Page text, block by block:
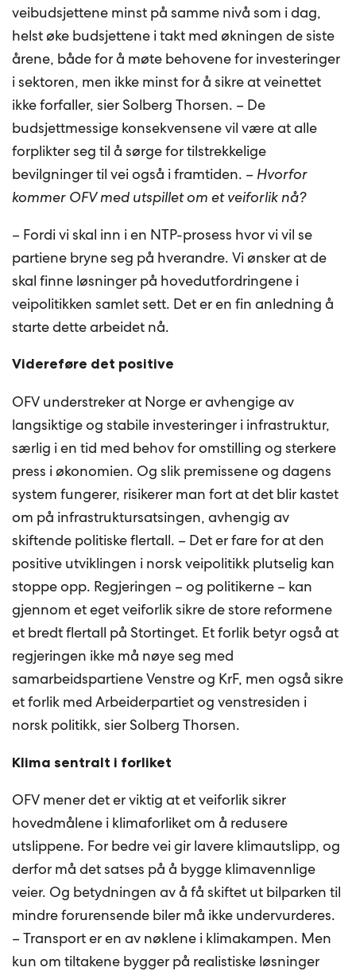
veibudsjettene minst på samme nivå som i dag,
helst øke budsjettene i takt med økningen de siste
årene, både for å møte behovene for investeringer
i sektoren, men ikke minst for å sikre at veinettet
ikke forfaller, sier Solberg Thorsen. – De
budsjettmessige konsekvensene vil være at alle
forplikter seg til å sørge for tilstrekkelige
bevilgninger til vei også i framtiden. – Hvorfor
kommer OFV med utspillet om et veiforlik nå?
– Fordi vi skal inn i en NTP-prosess hvor vi vil se
partiene bryne seg på hverandre. Vi ønsker at de
skal finne løsninger på hovedutfordringene i
veipolitikken samlet sett. Det er en fin anledning å
starte dette arbeidet nå.
Videreføre det positive
OFV understreker at Norge er avhengige av
langsiktige og stabile investeringer i infrastruktur,
særlig i en tid med behov for omstilling og sterkere
press i økonomien. Og slik premissene og dagens
system fungerer, risikerer man fort at det blir kastet
om på infrastruktursatsingen, avhengig av
skiftende politiske flertall. – Det er fare for at den
positive utviklingen i norsk veipolitikk plutselig kan
stoppe opp. Regjeringen – og politikerne – kan
gjennom et eget veiforlik sikre de store reformene
et bredt flertall på Stortinget. Et forlik betyr også at
regjeringen ikke må nøye seg med
samarbeidspartiene Venstre og KrF, men også sikre
et forlik med Arbeiderpartiet og venstresiden i
norsk politikk, sier Solberg Thorsen.
Klima sentralt i forliket
OFV mener det er viktig at et veiforlik sikrer
hovedmålene i klimaforliket om å redusere
utslippene. For bedre vei gir lavere klimautslipp, og
derfor må det satses på å bygge klimavennlige
veier. Og betydningen av å få skiftet ut bilparken til
mindre forurensende biler må ikke undervurderes.
– Transport er en av nøklene i klimakampen. Men
kun om tiltakene bygger på realistiske løsninger